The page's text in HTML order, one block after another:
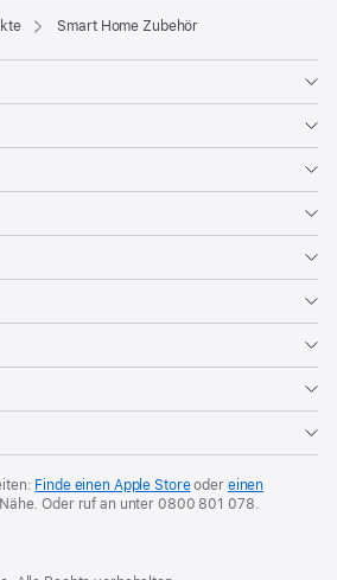
Smart Home Zubehör
Finde einen Apple Storeoder einen
Oder ruf an unter0800 801 078.